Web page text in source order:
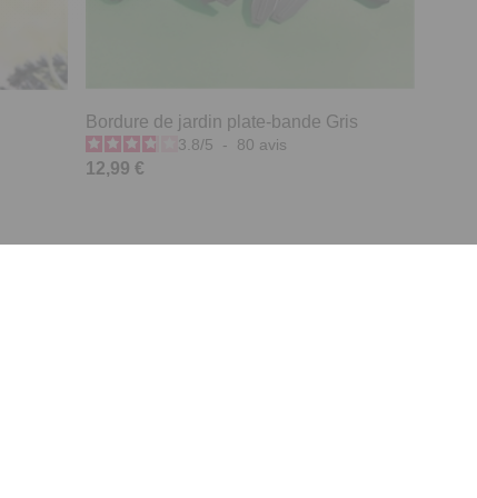
Bordure de jardin plate-bande Gris
3.8/5 - 80 avis
12,99 €